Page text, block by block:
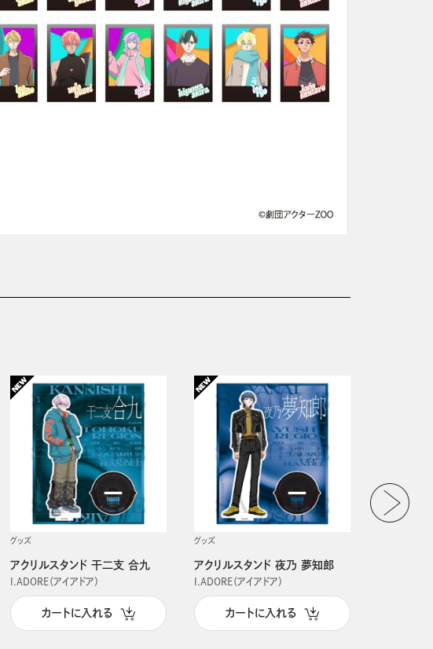
グッズ
アクリルスタンド 干二支 合九
I.ADORE（アイアドア）
カートに入れる
グッズ
アクリルスタンド 夜乃 夢知郎
I.ADORE（アイアドア）
カートに入れる